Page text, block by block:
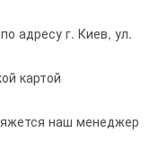
адресу г. Киев, ул.
картой
наш менеджер